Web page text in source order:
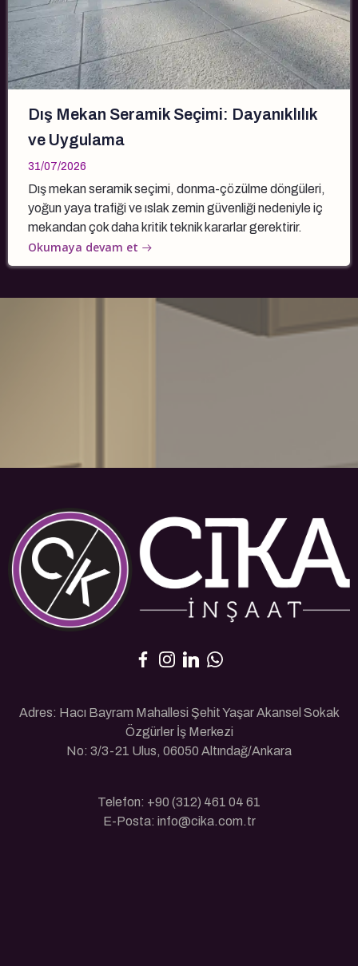
Dış Mekan Seramik Seçimi: Dayanıklılık
ve Uygulama
31/07/2026
Dış mekan seramik seçimi, donma-çözülme döngüleri,
yoğun yaya trafiği ve ıslak zemin güvenliği nedeniyle iç
mekandan çok daha kritik teknik kararlar gerektirir.
Okumaya devam et
Adres: Hacı Bayram Mahallesi Şehit Yaşar Akansel Sokak
Özgürler İş Merkezi
No: 3/3-21 Ulus, 06050 Altındağ/Ankara
Telefon: +90 (312) 461 04 61
E-Posta: info@cika.com.tr